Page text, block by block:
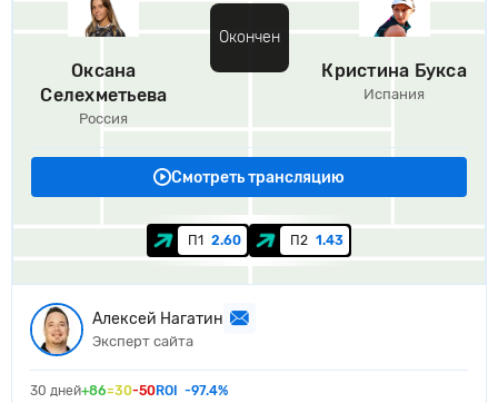
Оксана
Селехметьева
Россия
Окончен
Кристина Букса
Испания
Смотреть трансляцию
П1 2.60 П2 1.43
Алексей Нагатин
Эксперт сайта
30 дней+86=30-50ROI -97.4%